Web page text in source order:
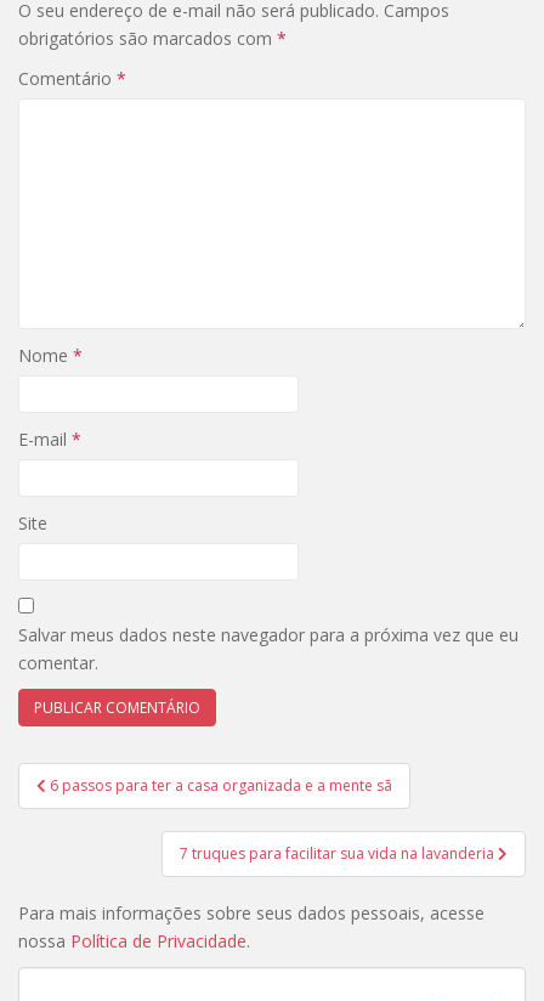
O seu endereço de e-mail não será publicado. Campos
obrigatórios são marcados com *
Comentário *
Nome *
E-mail *
Site
Salvar meus dados neste navegador para a próxima vez que eu
comentar.
Navegação
de
6 passos para ter a casa organizada e a mente sã
7 truques para facilitar sua vida na lavanderia
Para mais informações sobre seus dados pessoais, acesse
nossa Política de Privacidade.